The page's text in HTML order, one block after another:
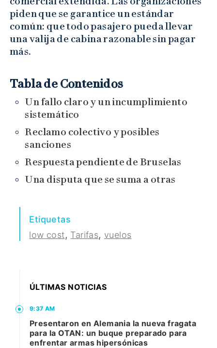
piden que se garantice un estándar
común: que todo pasajero pueda llevar
una valija de cabina razonable sin pagar
más.
Tabla de Contenidos
Un fallo claro y un incumplimiento
sistemático
Reclamo colectivo y posibles
sanciones
Respuesta pendiente de Bruselas
Una disputa que se suma a otras
Etiquetas
low cost, Tarifas, vuelos
ÚLTIMAS NOTICIAS
9:37 AM
Presentaron en Alemania la nueva fragata
para la OTAN: un buque preparado para
enfrentar armas hipersónicas